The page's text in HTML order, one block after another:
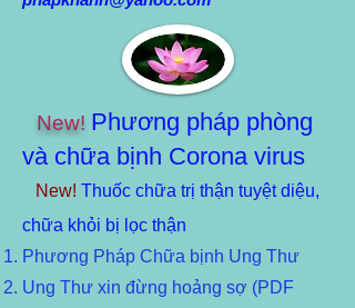
New! Phương pháp phòng
và chữa bịnh Corona virus
New! Thuốc chữa trị thận tuyệt diệu,
chữa khỏi bị lọc thận
Phương Pháp Chữa bịnh Ung Thư
Ung Thư xin đừng hoảng sợ (PDF